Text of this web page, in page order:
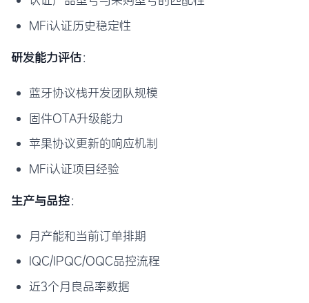
MFi认证历史稳定性
研发能力评估：
蓝牙协议栈开发团队规模
固件OTA升级能力
苹果协议更新的响应机制
MFi认证项目经验
生产与品控：
月产能和当前订单排期
IQC/IPQC/OQC品控流程
近3个月良品率数据